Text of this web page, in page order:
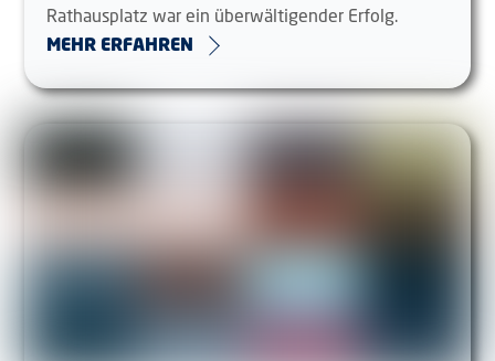
Rathausplatz war ein überwältigender Erfolg.
MEHR ERFAHREN